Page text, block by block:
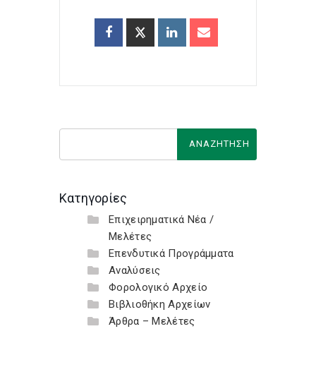
Κατηγορίες
Επιχειρηματικά Νέα /
Μελέτες
Επενδυτικά Προγράμματα
Αναλύσεις
Φορολογικό Αρχείο
Βιβλιοθήκη Αρχείων
Άρθρα – Μελέτες